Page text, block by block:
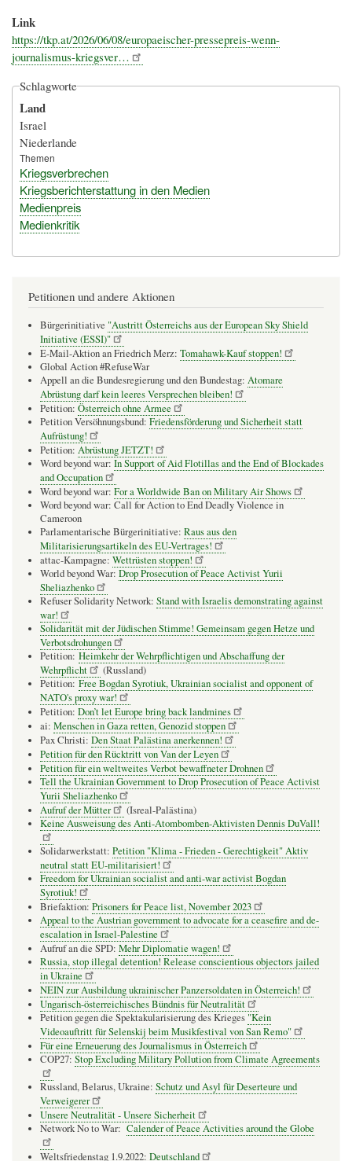
Link
https://tkp.at/2026/06/08/europaeischer-pressepreis-wenn-
journalismus-kriegsver…
Schlagworte
Land
Israel
Niederlande
Themen
Kriegsverbrechen
Kriegsberichterstattung in den Medien
Medienpreis
Medienkritik
Petitionen und andere Aktionen
Bürgerinitiative "Austritt Österreichs aus der European Sky Shield
Initiative (ESSI)"
E-Mail-Aktion an Friedrich Merz: Tomahawk-Kauf stoppen!
Global Action #RefuseWar
Appell an die Bundesregierung und den Bundestag: Atomare
Abrüstung darf kein leeres Versprechen bleiben!
Petition: Österreich ohne Armee
Petition Versöhnungsbund: Friedensförderung und Sicherheit statt
Aufrüstung!
Petition: Abrüstung JETZT!
Word beyond war: In Support of Aid Flotillas and the End of Blockades
and Occupation
Word beyond war: For a Worldwide Ban on Military Air Shows
Word beyond war: Call for Action to End Deadly Violence in
Cameroon
Parlamentarische Bürgerinitiative: Raus aus den
Militarisierungsartikeln des EU-Vertrages!
attac-Kampagne: Wettrüsten stoppen!
World beyond War: Drop Prosecution of Peace Activist Yurii
Sheliazhenko
Refuser Solidarity Network: Stand with Israelis demonstrating against
war!
Solidarität mit der Jüdischen Stimme! Gemeinsam gegen Hetze und
Verbotsdrohungen
Petition: Heimkehr der Wehrpflichtigen und Abschaffung der
Wehrpflicht
(Russland)
Petition: Free Bogdan Syrotiuk, Ukrainian socialist and opponent of
NATO's proxy war!
Petition: Don’t let Europe bring back landmines
ai: Menschen in Gaza retten, Genozid stoppen
Pax Christi: Den Staat Palästina anerkennen!
Petition für den Rücktritt von Van der Leyen
Petition für ein weltweites Verbot bewaffneter Drohnen
Tell the Ukrainian Government to Drop Prosecution of Peace Activist
Yurii Sheliazhenko
Aufruf der Mütter
(Isreal-Palästina)
Keine Ausweisung des Anti-Atombomben-Aktivisten Dennis DuVall!
Solidarwerkstatt: Petition "Klima - Frieden - Gerechtigkeit" Aktiv
neutral statt EU-militarisiert!
Freedom for Ukrainian socialist and anti-war activist Bogdan
Syrotiuk!
Briefaktion: Prisoners for Peace list, November 2023
Appeal to the Austrian government to advocate for a ceasefire and de-
escalation in Israel-Palestine
Aufruf an die SPD: Mehr Diplomatie wagen!
Russia, stop illegal detention! Release conscientious objectors jailed
in Ukraine
NEIN zur Ausbildung ukrainischer Panzersoldaten in Österreich!
Ungarisch-österreichisches Bündnis für Neutralität
Petition gegen die Spektakularisierung des Krieges "Kein
Videoauftritt für Selenskij beim Musikfestival von San Remo"
Für eine Erneuerung des Journalismus in Österreich
COP27: Stop Excluding Military Pollution from Climate Agreements
Russland, Belarus, Ukraine: Schutz und Asyl für Deserteure und
Verweigerer
Unsere Neutralität - Unsere Sicherheit
Network No to War: Calender of Peace Activities around the Globe
Weltsfriedenstag 1.9.2022: Deutschland